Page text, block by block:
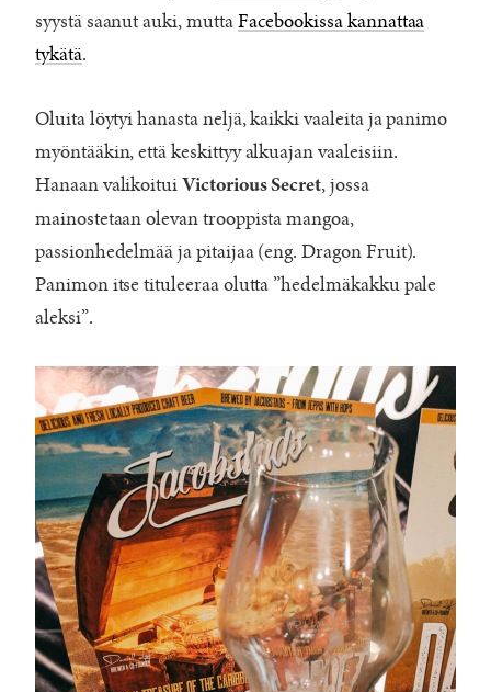
syystä saanut auki, mutta Facebookissa kannattaa
tykätä.
Oluita löytyi hanasta neljä, kaikki vaaleita ja panimo
myöntääkin, että keskittyy alkuajan vaaleisiin.
Hanaan valikoituiVictorious Secret, jossa
mainostetaan olevan trooppista mangoa,
passionhedelmää ja pitaijaa (eng. Dragon Fruit).
Panimon itse tituleeraa olutta ”hedelmäkakku pale
aleksi”.